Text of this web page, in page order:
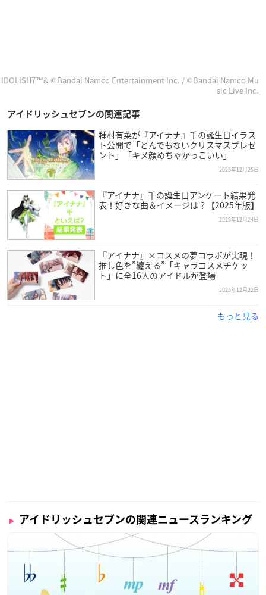
IDOLiSH7™& ©Bandai Namco Entertainment Inc. / ©Bandai Namco Mu
sic Live Inc.
アイドリッシュセブンの関連記事
種村有菜が『アイナナ』千の誕生日イラス
ト公開で「とんでもないクリスマスプレゼ
ント」「キメ顔めちゃかっこいい」
2025年12月25日
『アイナナ』千の誕生日アンケート結果発
表！好きな曲＆イメージは？【2025年版】
2025年12月24日
『アイナナ』×コスメの夢コラボが実現！
推し色を”纏える”「キャラコスメチケッ
ト」に全16人のアイドルが登場
2025年12月22日
もっと見る
アイドリッシュセブンの関連ニュースランキング